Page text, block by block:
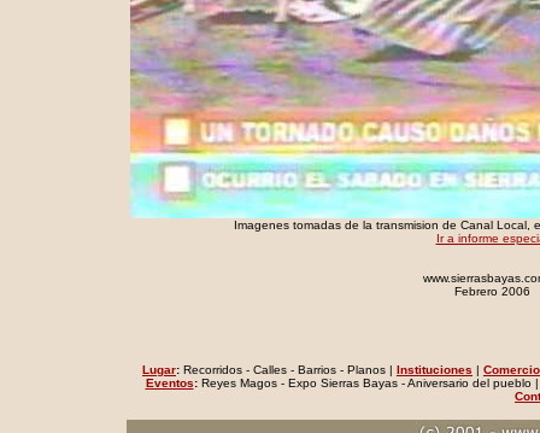
Imagenes tomadas de la transmision de Canal Local,
Ir a informe
Febrero 2006
Lugar: Recorridos - Calles - Barrios - Planos | Instituciones |
Eventos:Reyes Magos - Expo Sierras Bayas - Aniversario del pueblo